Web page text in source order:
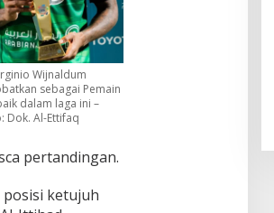
Wijnaldum
sebagai Pemain
dalam laga ini –
Dok. Al-Ettifaq
pertandingan.
ketujuh
Pendaftaran Istana Dibuka,
Warga Berebut Kuota
Di Daerah, Nasional
09:13 WIB